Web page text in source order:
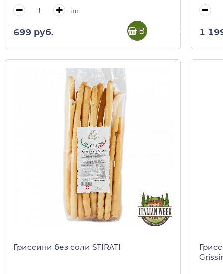
шт
699 руб. В корзину 1
Гриссини без соли STIRATI